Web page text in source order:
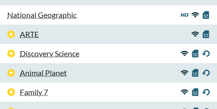
National Geographic
ARTE
Discovery Science
Animal Planet
Family 7